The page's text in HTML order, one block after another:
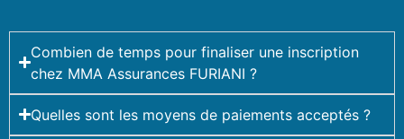
Combien de temps pour finaliser une inscription
chez MMA Assurances FURIANI ?
Quelles sont les moyens de paiements acceptés ?